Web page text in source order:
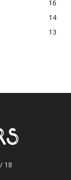
16
14
13
18